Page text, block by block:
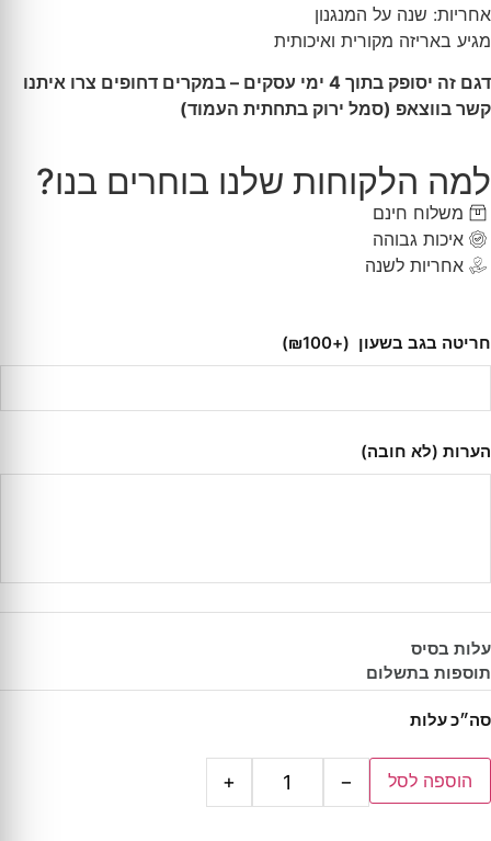
אחריות: שנה על המנגנון
מגיע באריזה מקורית ואיכותית
דגם זה יסופק בתוך 4 ימי עסקים – במקרים דחופים צרו איתנו
קשר בווצאפ (סמל ירוק בתחתית העמוד)
למה הלקוחות שלנו בוחרים בנו?
משלוח חינם
איכות גבוהה
אחריות לשנה
חריטה בגב בשעון (+₪100)
הערות (לא חובה)
עלות בסיס
תוספות בתשלום
סה״כ עלות
−
+ הוספה לסל